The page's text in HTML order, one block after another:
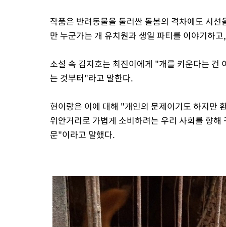
작품은 반려동물을 둘러싼 돌봄의 격차에도 시
만 누군가는 개 유치원과 생일 파티를 이야기하
소설 속 김지호는 최진이에게 "개를 키운다는 건
는 것부터"라고 말한다.
현이랑은 이에 대해 "개인의 문제이기도 하지만
위안거리로 가볍게 소비하려는 우리 사회를 향
문"이라고 말했다.